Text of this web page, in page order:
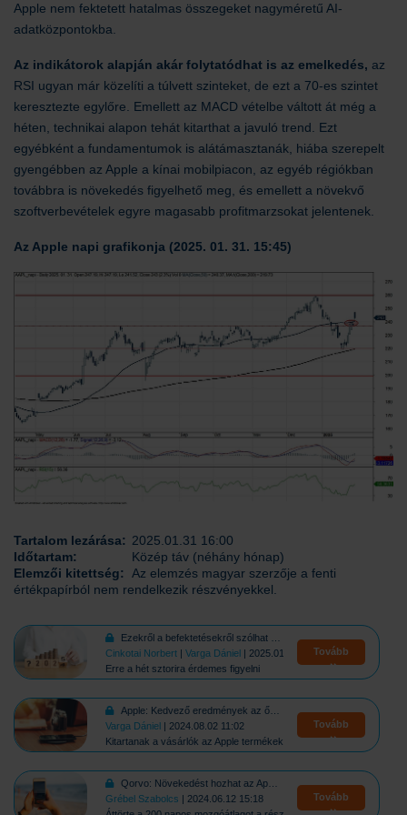
Apple nem fektetett hatalmas összegeket nagyméretű AI-
adatközpontokba.
Az indikátorok alapján akár folytatódhat is az emelkedés, az
RSI ugyan már közelíti a túlvett szinteket, de ezt a 70-es szintet
keresztezte egylőre. Emellett az MACD vételbe váltott át még a
héten, technikai alapon tehát kitarthat a javuló trend. Ezt
egyébként a fundamentumok is alátámasztanák, hiába szerepelt
gyengébben az Apple a kínai mobilpiacon, az egyéb régiókban
továbbra is növekedés figyelhető meg, és emellett a növekvő
szoftverbevételek egyre magasabb profitmarzsokat jelentenek.
Az Apple napi grafikonja (2025. 01. 31. 15:45)
Tartalom lezárása: 2025.01.31 16:00
Időtartam:
Közép táv (néhány hónap)
Elemzői kitettség:
Az elemzés magyar szerzője a fenti
értékpapírból nem rendelkezik részvényekkel.
Ezekről a befektetésekről szólhat 2025!
Cinkotai Norbert
|Varga Dániel
| 2025.01.07 11:54
Erre a hét sztorira érdemes figyelni
Tovább
Apple: Kedvező eredmények az őszi negyedév előtt
Varga Dániel
| 2024.08.02 11:02
Kitartanak a vásárlók az Apple termékek mellett
Tovább
Qorvo: Növekedést hozhat az Apple sikere?
Grébel Szabolcs
| 2024.06.12 15:18
Tovább